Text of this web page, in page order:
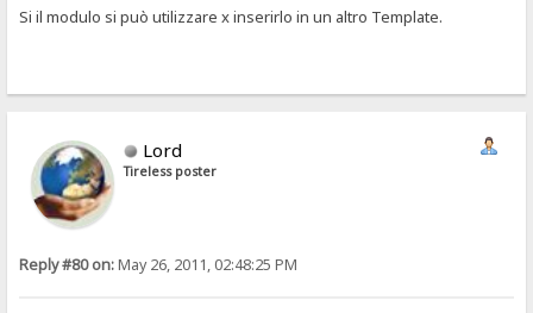
Si il modulo si può utilizzare x inserirlo in un altro Template.
Lord
Tireless poster
Reply #80 on:May 26, 2011, 02:48:25 PM